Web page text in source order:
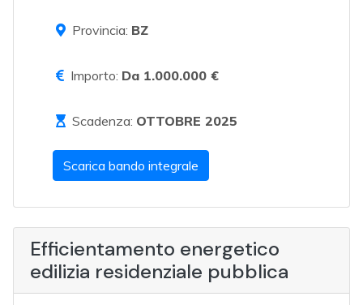
Provincia: BZ
Importo: Da 1.000.000 €
Scadenza: OTTOBRE 2025
Scarica bando integrale
Efficientamento energetico
edilizia residenziale pubblica